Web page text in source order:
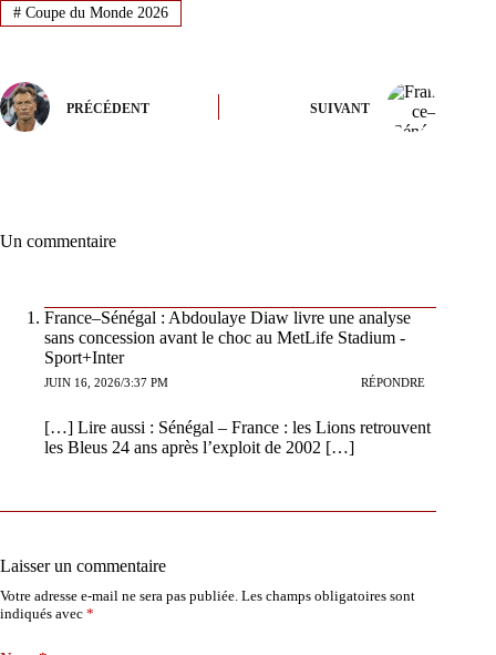
#Coupe du Monde 2026
PRÉCÉDENT SUIVANT
Un commentaire
France–Sénégal : Abdoulaye Diaw livre une analyse
sans concession avant le choc au MetLife Stadium -
Sport+Inter
JUIN 16, 2026/3:37 PM RÉPONDRE
[…] Lire aussi : Sénégal – France : les Lions retrouvent
les Bleus 24 ans après l’exploit de 2002 […]
Laisser un commentaire
Votre adresse e-mail ne sera pas publiée. Les champs obligatoires sont
indiqués avec *